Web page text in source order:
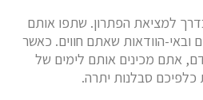
למציאת הפתרון. שתפו אותם
הוודאות שאתם חווים. כאשר
אתם מכינים אותם לימים של
סבלנות יתרה.